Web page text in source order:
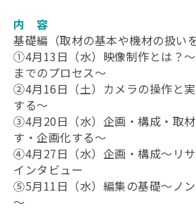
内 容
基礎編（取材の基本や機材の扱い
①4月13日（水）映像制作とは？
までのプロセス～
②4月16日（土）カメラの操作と
する～
③4月20日（水）企画・構成・取
す・企画化する～
④4月27日（水）企画・構成～リ
インタビュー
⑤5月11日（水）編集の基礎～ノ
～